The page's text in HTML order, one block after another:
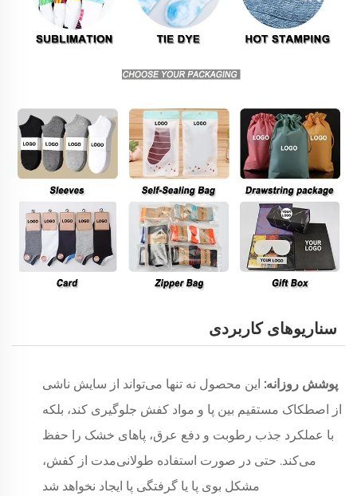
سناریوهای کاربردی
پوشش روزانه: این محصول نه تنها می‌تواند از سایش ناشی
از اصطکاک مستقیم بین پا و مواد کفش جلوگیری کند، بلکه
با عملکرد جذب رطوبت و دفع عرق، پاهای خشک را حفظ
می‌کند. حتی در صورت استفاده طولانی‌مدت از کفش،
مشکل بوی پا یا گرفتگی پا ایجاد نخواهد شد